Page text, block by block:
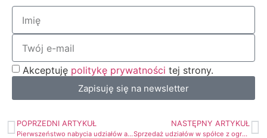
Akceptuję politykę prywatności tej strony.
Zapisuję się na newsletter
POPRZEDNI ARTYKUŁ
Pierwszeństwo nabycia udziałów a umowa darowizny udziałów
NASTĘPNY ARTYKUŁ
Sprzedaż udziałów w spółce z ograniczoną odpowiedzialnością przez internet – czy jest możliwa i jak to zrobić?